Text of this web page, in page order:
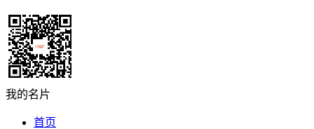
我的名片
首页